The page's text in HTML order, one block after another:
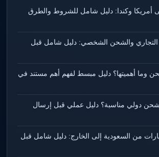
أمريكا وكندا: دليل شامل للشروط والطرق
التجاري والشحن الشخصي: دليل شامل قبل
وما أهميتها؟ دليل مبسط لفهم أهم مستند في
دولي مناسبة؟ دليل عملي قبل إرسال
من السعودية إلى الخارج: دليل شامل قبل